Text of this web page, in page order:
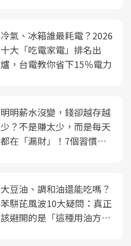
冷氣、冰箱誰最耗電？2026
十大「吃電家電」排名出
爐，台電教你省下15％電力
明明薪水沒變，錢卻越存越
少？不是賺太少，而是每天
都在「漏財」！7個習慣一
大豆油、調和油還能吃嗎？
苯駢芘風波10大疑問：真正
該避開的是「這種用油方